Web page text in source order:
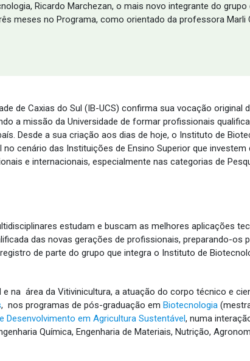
Ricardo Marchezan, o mais novo integrante do grupo
meses no Programa, como orientado da professora Marli
de Caxias do Sul (IB-UCS) confirma sua vocação original
a missão da Universidade de formar profissionais
Desde a sua criação aos dias de hoje, o Instituto de
cenário das Instituições de Ensino Superior que investem
e internacionais, especialmente nas categorias de
estudam e buscam as melhores aplicações
das novas gerações de profissionais, preparando-os
de parte do grupo que integra o Instituto de
na área da Vitivinicultura, a atuação do corpo técnico e
, nos programas de pós-graduação em Biotecnologia
Desenvolvimento em Agricultura Sustentável , numa
Química, Engenharia de Materiais, Nutrição,